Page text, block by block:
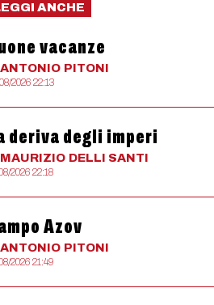
ANCHE
vacanze
ANTONIO PITONI
2026 22:13
deriva degli imperi
MAURIZIO DELLI SANTI
2026 22:18
Azov
ANTONIO PITONI
2026 21:49